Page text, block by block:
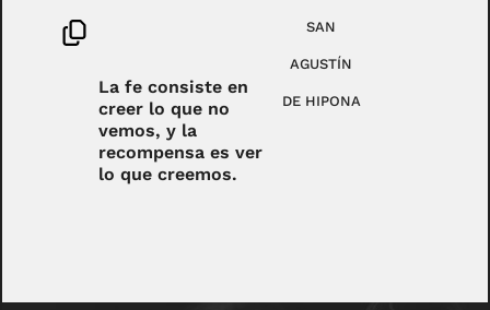
La fe consiste en
creer lo que no
vemos, y la
recompensa es ver
lo que creemos.
SAN
AGUSTÍN
DE HIPONA